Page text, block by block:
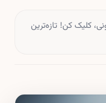
کلیک کن! تازه‌ترین